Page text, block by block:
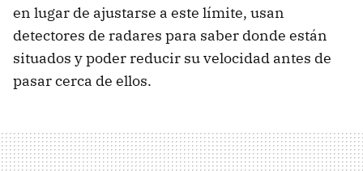
en lugar de ajustarse a este límite, usan
detectores de radares para saber donde están
situados y poder reducir su velocidad antes de
pasar cerca de ellos.